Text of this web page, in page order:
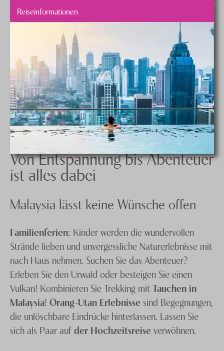
Reiseinformationen
Von Entspannung bis Abenteuer
ist alles dabei
Malaysia lässt keine Wünsche offen
Familienferien: Kinder werden die wundervollen
Strände lieben und unvergessliche Naturerlebnisse mit
nach Haus nehmen. Suchen Sie das Abenteuer?
Erleben Sie den Urwald oder besteigen Sie einen
Vulkan! Kombinieren Sie Trekking mitTauchen in
Malaysia! Orang-Utan Erlebnisse sind Begegnungen,
die unlöschbare Eindrücke hinterlassen. Lassen Sie
sich als Paar aufder Hochzeitsreise verwöhnen.